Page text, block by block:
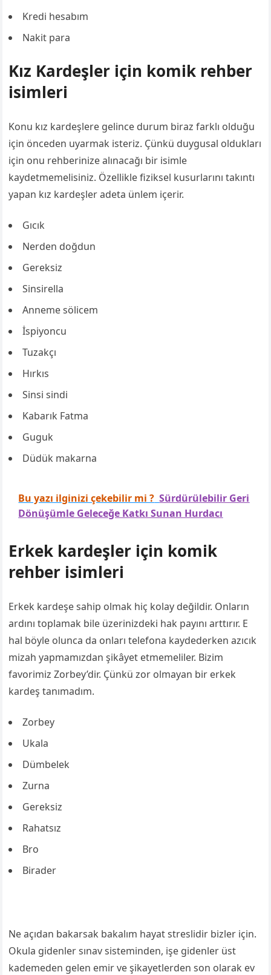
Kredi hesabım
Nakit para
Kız Kardeşler için komik rehber
isimleri
Konu kız kardeşlere gelince durum biraz farklı olduğu
için önceden uyarmak isteriz. Çünkü duygusal oldukları
için onu rehberinize alınacağı bir isimle
kaydetmemelisiniz. Özellikle fiziksel kusurlarını takıntı
yapan kız kardeşler adeta ünlem içerir.
Gıcık
Nerden doğdun
Gereksiz
Sinsirella
Anneme sölicem
İspiyoncu
Tuzakçı
Hırkıs
Sinsi sindi
Kabarık Fatma
Guguk
Düdük makarna
Bu yazı ilginizi çekebilir mi ? Sürdürülebilir Geri
Dönüşümle Geleceğe Katkı Sunan Hurdacı
Erkek kardeşler için komik
rehber isimleri
Erkek kardeşe sahip olmak hiç kolay değildir. Onların
ardını toplamak bile üzerinizdeki hak payını arttırır. E
hal böyle olunca da onları telefona kaydederken azıcık
mizah yapmamızdan şikâyet etmemeliler. Bizim
favorimiz Zorbey’dir. Çünkü zor olmayan bir erkek
kardeş tanımadım.
Zorbey
Ukala
Dümbelek
Zurna
Gereksiz
Rahatsız
Bro
Birader
Ne açıdan bakarsak bakalım hayat streslidir bizler için.
Okula gidenler sınav sisteminden, işe gidenler üst
kademeden gelen emir ve şikayetlerden son olarak ev